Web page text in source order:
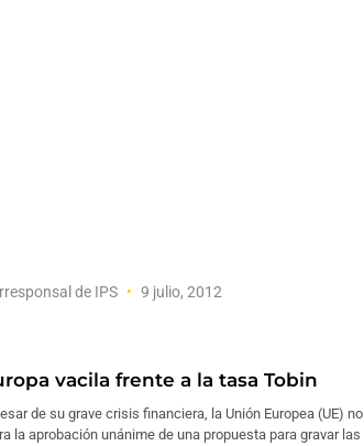
de IPS 9 julio, 2012
vacila frente a la tasa Tobin
de su grave crisis financiera, la Unión Europea (UE) no
la aprobación unánime de una propuesta para gravar las